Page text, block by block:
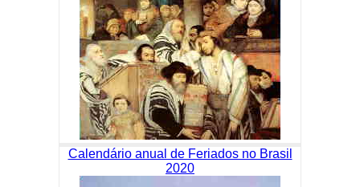
Calendário anual de Feriados no Brasil
2020